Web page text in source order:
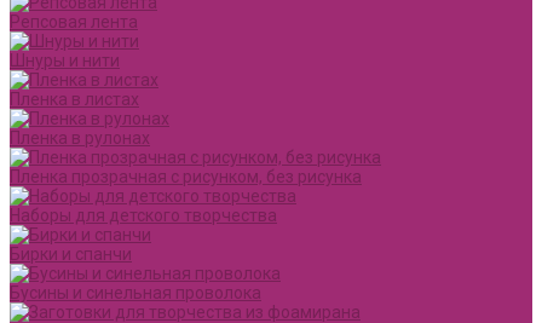
Репсовая лента
Шнуры и нити
Пленка в листах
Пленка в рулонах
Пленка прозрачная с рисунком, без рисунка
Наборы для детского творчества
Бирки и спанчи
Бусины и синельная проволока